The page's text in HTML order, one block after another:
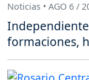
Noticias • AGO 6 /
Independiente
formaciones,